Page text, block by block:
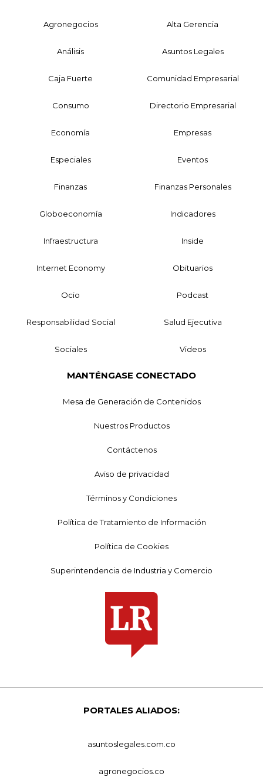
Agronegocios Alta Gerencia
Análisis Asuntos Legales
Caja Fuerte Comunidad Empresarial
Consumo Directorio Empresarial
Economía Empresas
Especiales Eventos
Finanzas Finanzas Personales
Globoeconomía Indicadores
Infraestructura Inside
Internet Economy Obituarios
Ocio Podcast
Responsabilidad Social Salud Ejecutiva
Sociales Videos
MANTÉNGASE CONECTADO
Mesa de Generación de Contenidos
Nuestros Productos
Contáctenos
Aviso de privacidad
Términos y Condiciones
Política de Tratamiento de Información
Política de Cookies
Superintendencia de Industria y Comercio
PORTALES ALIADOS:
asuntoslegales.com.co
agronegocios.co